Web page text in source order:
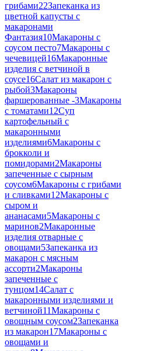
грибами22Запеканка из
цветной капусты с
макаронами
Фантазия10Макароны с
соусом песто7Макароны с
чечевицей16Макаронные
изделия с ветчиной в
соусе16Салат из макарон с
рыбой3Макароны
фаршерованные -3Макароны
с томатами12Суп
картофельный с
макаронными
изделиями6Макароны с
брокколи и
помидорами2Макароны
запеченные с сырным
соусом6Макароны с грибами
и сливками12Макароны с
сыром и
ананасами5Макароны с
маринов2Макаронные
изделия отварные с
овощами5Запеканка из
макарон с мясным
ассорти2Макароны
запеченные с
тунцом14Салат с
макаронными изделиями и
ветчиной11Макароны с
овощным соусом2Запеканка
из макарон17Макароны с
овощами и